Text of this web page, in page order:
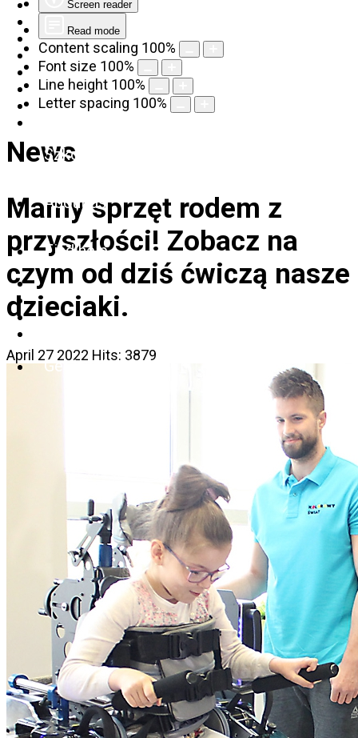
Screen reader
Read mode
Content scaling 100%
Font size 100%
Line height 100%
Letter spacing 100%
Szkolenia
About us
Find help
Get involved
News
Mamy sprzęt rodem z
przyszłości! Zobacz na
czym od dziś ćwiczą nasze
dzieciaki.
April 27 2022 Hits: 3879